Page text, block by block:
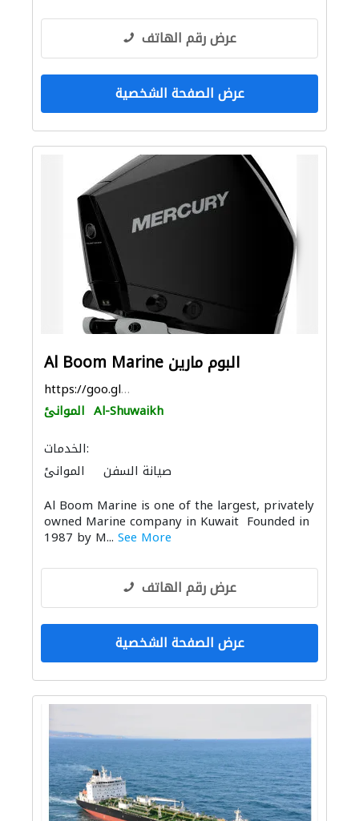
عرض رقم الهاتف
عرض الصفحة الشخصية
Al Boom Marine البوم مارين
https://goo.gl/maps/6mos6g7KH4qYRBoX9
الموانئ Al-Shuwaikh
الخدمات:
الموانئ
صيانة السفن
Al Boom Marine is one of the largest, privately
owned Marine company in Kuwait Founded in
1987 by M... See More
عرض رقم الهاتف
عرض الصفحة الشخصية